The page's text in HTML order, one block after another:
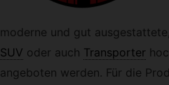
moderne und gut
SUV oder auch Transporter
angeboten werden. Für die